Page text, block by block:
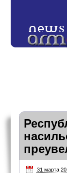
31 марта